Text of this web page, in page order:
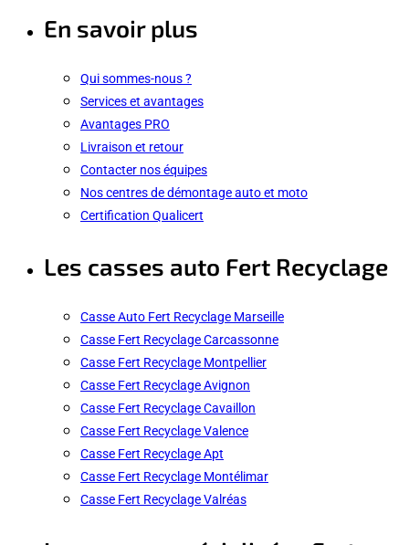
En savoir plus
Qui sommes-nous ?
Services et avantages
Avantages PRO
Livraison et retour
Contacter nos équipes
Nos centres de démontage auto et moto
Certification Qualicert
Les casses auto Fert Recyclage
Casse Auto Fert Recyclage Marseille
Casse Fert Recyclage Carcassonne
Casse Fert Recyclage Montpellier
Casse Fert Recyclage Avignon
Casse Fert Recyclage Cavaillon
Casse Fert Recyclage Valence
Casse Fert Recyclage Apt
Casse Fert Recyclage Montélimar
Casse Fert Recyclage Valréas